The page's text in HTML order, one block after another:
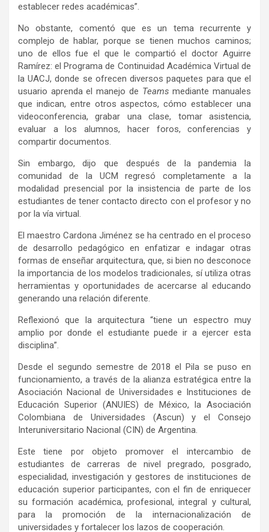
establecer redes académicas”.
No obstante, comentó que es un tema recurrente y
complejo de hablar, porque se tienen muchos caminos;
uno de ellos fue el que le compartió el doctor Aguirre
Ramírez: el Programa de Continuidad Académica Virtual de
la UACJ, donde se ofrecen diversos paquetes para que el
usuario aprenda el manejo de Teams mediante manuales
que indican, entre otros aspectos, cómo establecer una
videoconferencia, grabar una clase, tomar asistencia,
evaluar a los alumnos, hacer foros, conferencias y
compartir documentos.
Sin embargo, dijo que después de la pandemia la
comunidad de la UCM regresó completamente a la
modalidad presencial por la insistencia de parte de los
estudiantes de tener contacto directo con el profesor y no
por la vía virtual.
El maestro Cardona Jiménez se ha centrado en el proceso
de desarrollo pedagógico en enfatizar e indagar otras
formas de enseñar arquitectura, que, si bien no desconoce
la importancia de los modelos tradicionales, sí utiliza otras
herramientas y oportunidades de acercarse al educando
generando una relación diferente.
Reflexionó que la arquitectura “tiene un espectro muy
amplio por donde el estudiante puede ir a ejercer esta
disciplina”.
Desde el segundo semestre de 2018 el Pila se puso en
funcionamiento, a través de la alianza estratégica entre la
Asociación Nacional de Universidades e Instituciones de
Educación Superior (ANUIES) de México, la Asociación
Colombiana de Universidades (Ascun) y el Consejo
Interuniversitario Nacional (CIN) de Argentina.
Este tiene por objeto promover el intercambio de
estudiantes de carreras de nivel pregrado, posgrado,
especialidad, investigación y gestores de instituciones de
educación superior participantes, con el fin de enriquecer
su formación académica, profesional, integral y cultural,
para la promoción de la internacionalización de
universidades y fortalecer los lazos de cooperación.